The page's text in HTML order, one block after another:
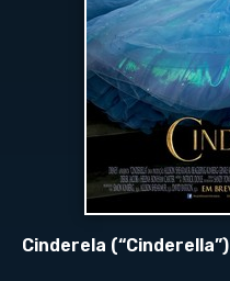
Cinderela (“Cinderella”)